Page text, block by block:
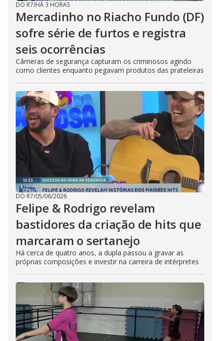
DO R7/HÁ 3 HORAS
Mercadinho no Riacho Fundo (DF)
sofre série de furtos e registra
seis ocorrências
Câmeras de segurança capturam os criminosos agindo
como clientes enquanto pegavam produtos das prateleiras
DO R7/05/08/2026
Felipe & Rodrigo revelam
bastidores da criação de hits que
marcaram o sertanejo
Há cerca de quatro anos, a dupla passou a gravar as
próprias composições e investir na carreira de intérpretes